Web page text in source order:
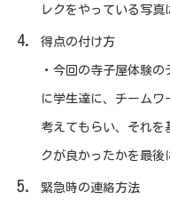
レクをやっている写真
得点の付け方
・今回の寺子屋体験
に学生達に、チーム
考えてもらい、それを
クが良かったかを最後
緊急時の連絡方法